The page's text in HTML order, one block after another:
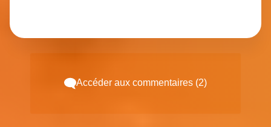
Accéder aux commentaires (2)